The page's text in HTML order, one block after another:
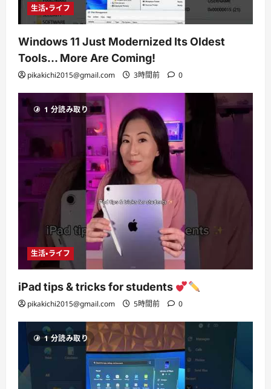
生活・ライフ
Windows 11 Just Modernized Its Oldest
Tools… More Are Coming!
pikakichi2015@gmail.com 3時間前 0
1 分読み取り
生活・ライフ
iPad tips & tricks for students
pikakichi2015@gmail.com 5時間前 0
1 分読み取り